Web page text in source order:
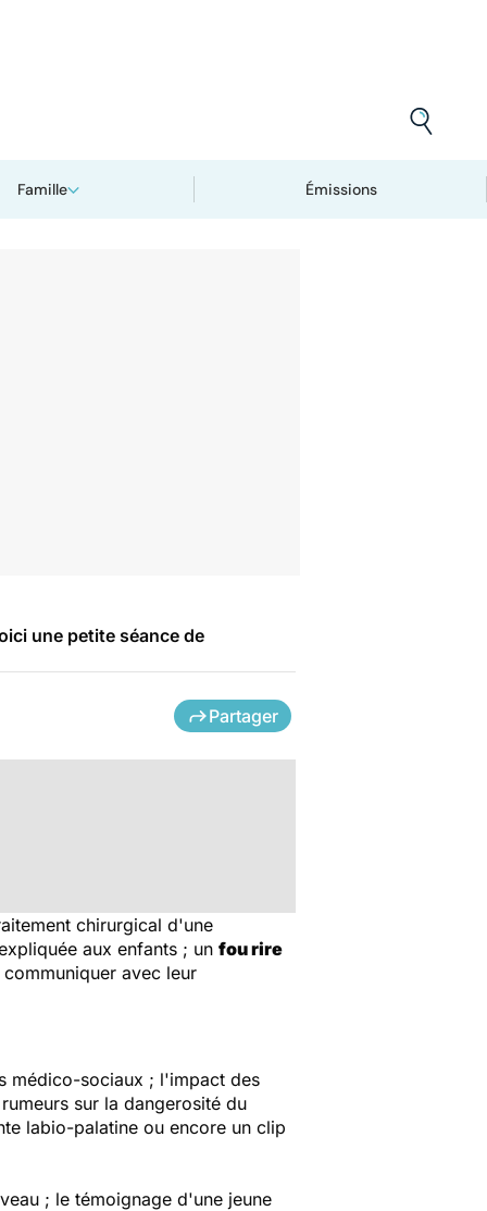
Famille Émissions
une petite séance de
Partager
chirurgical d'une
aux enfants ; un fou rire
avec leur
médico-sociaux ; l'impact des
sur la dangerosité du
labio-palatine ou encore un clip
; le témoignage d'une jeune